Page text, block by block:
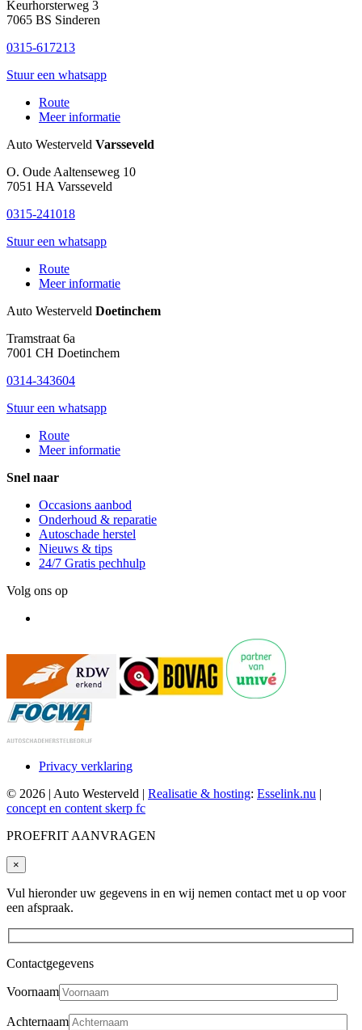
Keurhorsterweg 3
7065 BS Sinderen
0315-617213
Stuur een whatsapp
Route
Meer informatie
Auto Westerveld Varsseveld
O. Oude Aaltenseweg 10
7051 HA Varsseveld
0315-241018
Stuur een whatsapp
Route
Meer informatie
Auto Westerveld Doetinchem
Tramstraat 6a
7001 CH Doetinchem
0314-343604
Stuur een whatsapp
Route
Meer informatie
Snel naar
Occasions aanbod
Onderhoud & reparatie
Autoschade herstel
Nieuws & tips
24/7 Gratis pechhulp
Volg ons op
Privacy verklaring
© 2026 | Auto Westerveld | Realisatie & hosting: Esselink.nu |
concept en content skerp fc
PROEFRIT AANVRAGEN
×
Vul hieronder uw gegevens in en wij nemen contact met u op voor
een afspraak.
Contactgegevens
Voornaam
Achternaam